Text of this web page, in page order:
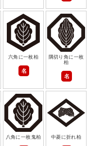
六角に一枚柏
名
隅切り角に一枚
柏
名
八角に一枚鬼柏 中菱に折れ柏